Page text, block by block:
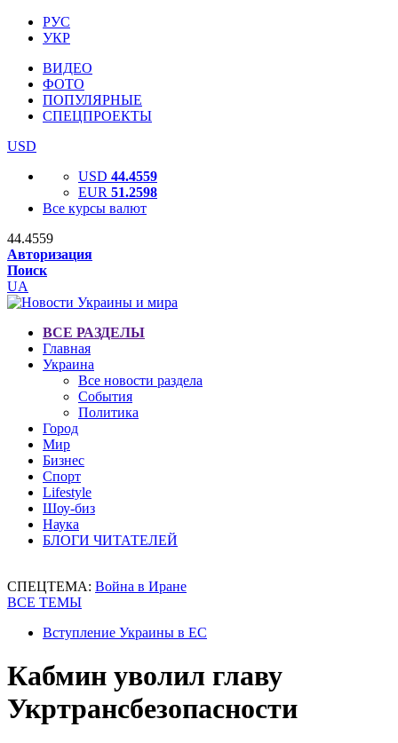
РУС
УКР
ВИДЕО
ФОТО
ПОПУЛЯРНЫЕ
СПЕЦПРОЕКТЫ
USD
USD 44.4559
EUR 51.2598
Все курсы валют
44.4559
Авторизация
Поиск
UA
ВСЕ РАЗДЕЛЫ
Главная
Украина
Все новости раздела
События
Политика
Город
Мир
Бизнес
Спорт
Lifestyle
Шоу-биз
Наука
БЛОГИ ЧИТАТЕЛЕЙ
СПЕЦТЕМА: Война в Иране
ВСЕ ТЕМЫ
Вступление Украины в ЕС
Кабмин уволил главу
Укртрансбезопасности